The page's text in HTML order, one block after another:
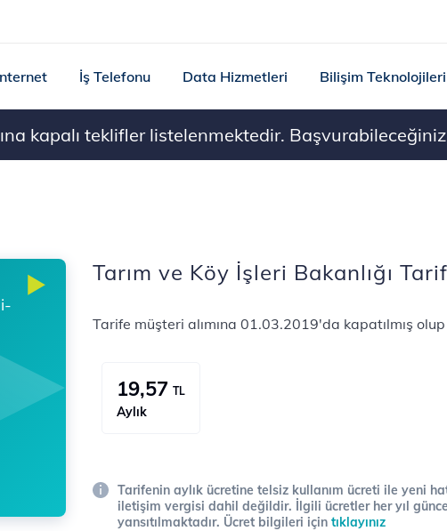
İş Telefonu Data Hizmetleri Bilişim Teknolojileri
kapalı teklifler listelenmektedir.
Tarım ve Köy İşleri Bakanlığı
Tarife müşteri alımına 01.03.2019'da kapatılmış
19,57 TL
Aylık
Tarifenin aylık ücretine telsiz kullanım ücreti ile yeni
iletişim vergisi dahil değildir. İlgili ücretler her yıl
yansıtılmaktadır. Ücret bilgileri için tıklayınız